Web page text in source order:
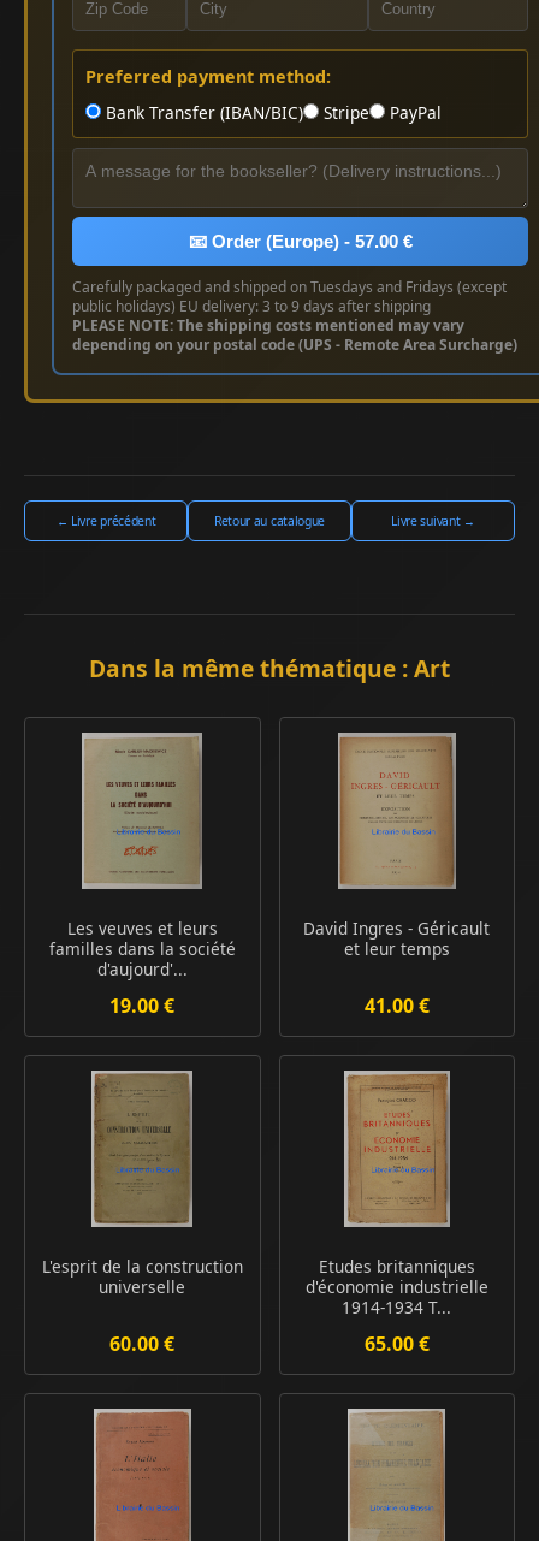
Preferred payment method:
Bank Transfer (IBAN/BIC)
Stripe PayPal
📧 Order (Europe) - 57.00 €
Carefully packaged and shipped on Tuesdays and Fridays (except
public holidays) EU delivery: 3 to 9 days after shipping
PLEASE NOTE: The shipping costs mentioned may vary
depending on your postal code (UPS - Remote Area Surcharge)
← Livre précédent Retour au catalogue Livre suivant →
Dans la même thématique : Art
Les veuves et leurs
familles dans la société
d'aujourd'...
19.00 €
David Ingres - Géricault
et leur temps
41.00 €
L'esprit de la construction
universelle
60.00 €
Etudes britanniques
d'économie industrielle
1914-1934 T...
65.00 €